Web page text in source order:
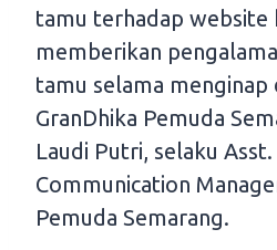
tamu terhadap website
memberikan
tamu selama
GranDhika Pemuda
Laudi Putri, selaku
Communication
Pemuda Semarang.